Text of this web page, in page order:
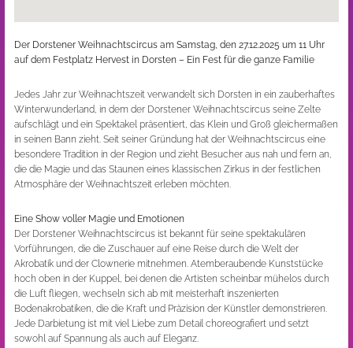
Der Dorstener Weihnachtscircus am Samstag, den 27.12.2025 um 11 Uhr
auf dem Festplatz Hervest in Dorsten – Ein Fest für die ganze Familie
Jedes Jahr zur Weihnachtszeit verwandelt sich Dorsten in ein zauberhaftes
Winterwunderland, in dem der Dorstener Weihnachtscircus seine Zelte
aufschlägt und ein Spektakel präsentiert, das Klein und Groß gleichermaßen
in seinen Bann zieht. Seit seiner Gründung hat der Weihnachtscircus eine
besondere Tradition in der Region und zieht Besucher aus nah und fern an,
die die Magie und das Staunen eines klassischen Zirkus in der festlichen
Atmosphäre der Weihnachtszeit erleben möchten.
Eine Show voller Magie und Emotionen
Der Dorstener Weihnachtscircus ist bekannt für seine spektakulären
Vorführungen, die die Zuschauer auf eine Reise durch die Welt der
Akrobatik und der Clownerie mitnehmen. Atemberaubende Kunststücke
hoch oben in der Kuppel, bei denen die Artisten scheinbar mühelos durch
die Luft fliegen, wechseln sich ab mit meisterhaft inszenierten
Bodenakrobatiken, die die Kraft und Präzision der Künstler demonstrieren.
Jede Darbietung ist mit viel Liebe zum Detail choreografiert und setzt
sowohl auf Spannung als auch auf Eleganz.